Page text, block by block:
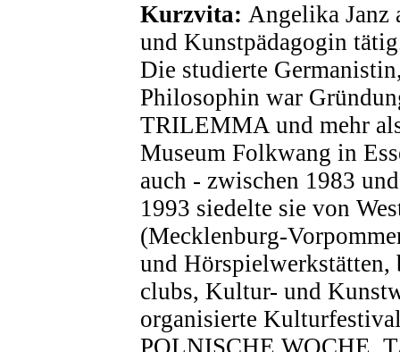
Kurzvita: Angelika
und Kunstpädagogin
Die studierte
Philosophin war
TRILEMMA und mehr
Museum Folkwang in
auch - zwischen 1983
1993 siedelte sie von
(Mecklenburg-
und Hörspielwerkstätten,
clubs, Kultur- und
organisierte
POLNISCHE WOCHE,